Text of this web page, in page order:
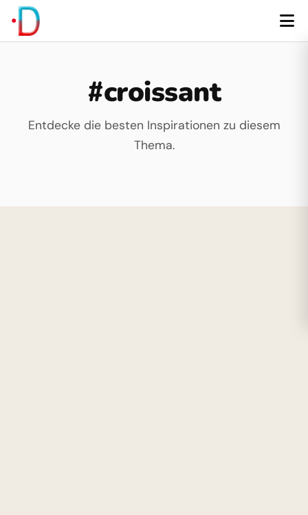
#croissant
Entdecke die besten Inspirationen zu diesem
Thema.